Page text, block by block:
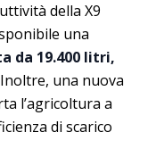
della X9
una
da 19.400 litri,
una nuova
l’agricoltura a
di scarico